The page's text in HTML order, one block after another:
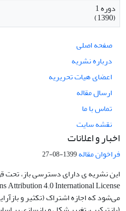
دوره 1
(1390)
صفحه اصلی
درباره نشریه
اعضای هیات تحریریه
ارسال مقاله
تماس با ما
نقشه سایت
اخبار و اعلانات
فراخوان مقاله1399-08-27
این نشریه ی دارای دسترسی باز، تحت
می‌شود که اجازه اشتراک (تکثیر و